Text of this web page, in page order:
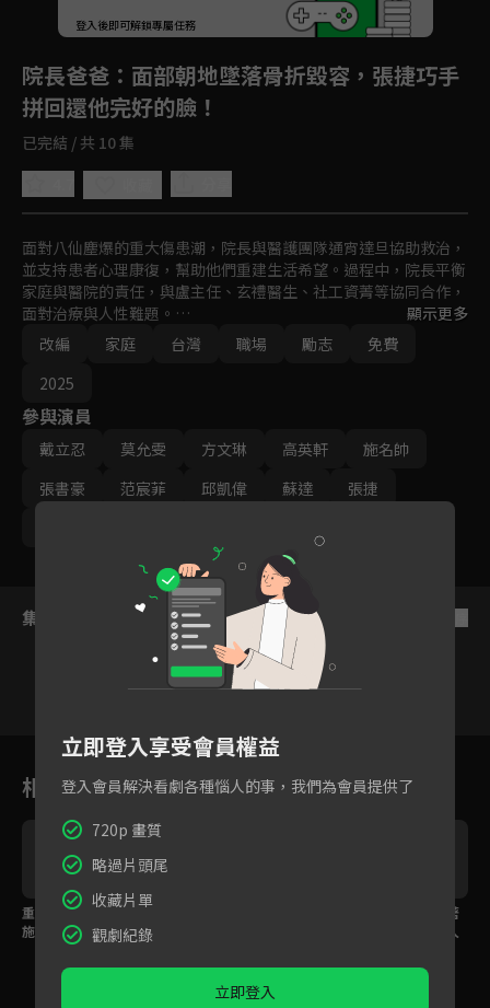
登入後即可解鎖專屬任務
院長爸爸 ：面部朝地墜落骨折毀容，張捷巧手
拼回還他完好的臉！
已完結 / 共 10 集
面對八仙塵爆的重大傷患潮，院長與醫護團隊通宵達旦協助救治，
並支持患者心理康復，幫助他們重建生活希望。過程中，院長平衡
家庭與醫院的責任，與盧主任、玄禮醫生、社工資菁等協同合作，
面對治療與人性難題。
隨著疫情來臨，院長帶領醫護團隊啟動防疫措施，展現醫療團隊的
堅毅與無畏，堅定守護患者安全，為社會帶來希望與信心。
顯示更多
改編
家庭 台灣 職場 勵志
免費
2025
參與演員
戴立忍 莫允雯 方文琳 高英軒
施名帥
張書豪
范宸菲 邱凱偉 蘇達
張捷
集數列表
2 3
相關花絮
重要的問題要問三遍！
施名帥口是心非默默學
習換心手術
院長換位溫柔為病患著
想，成功說服逃脫病人
立即登入享受會員權益
登入會員解決看劇各種惱人的事，我們為會員提供了
720p 畫質
略過片頭尾
收藏片單
觀劇紀錄
立即登入